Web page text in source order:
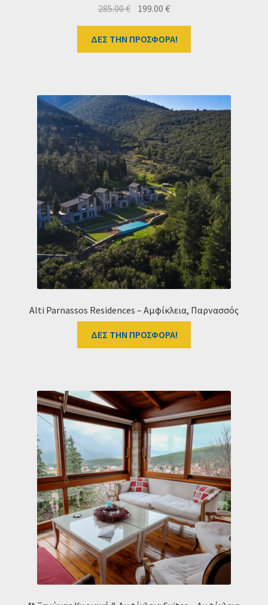
285.00€ Original
price
was:
285.00 €.
199.00€Η
τρέχουσα
τιμή
είναι:
ΔΕΣ ΤΗΝ ΠΡΟΣΦΟΡΑ!
Alti Parnassos Residences – Αμφίκλεια, Παρνασσός
ΔΕΣ ΤΗΝ ΠΡΟΣΦΟΡΑ!